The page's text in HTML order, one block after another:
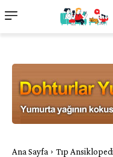
Ana Sayfa Tıp